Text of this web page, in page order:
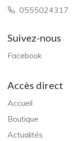
0555024317
Suivez-nous
Facebook
Accès direct
Accueil
Boutique
Actualités